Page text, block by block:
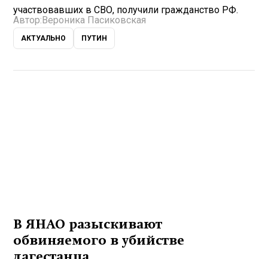
участвовавших в СВО, получили гражданство РФ.
Автор:Вероника Пасиковская
АКТУАЛЬНО ПУТИН
В ЯНАО разыскивают
обвиняемого в убийстве